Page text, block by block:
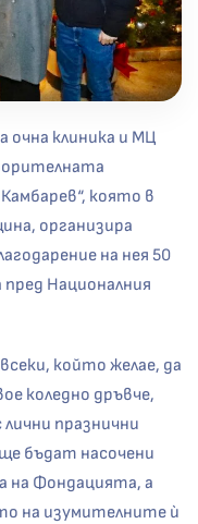
очна клиника и МЦ
която в
организира
на нея 50
пред Националния
който желае, да
коледно дръвче,
празнични
бъдат насочени
на Фондацията, а
на изумителните ѝ